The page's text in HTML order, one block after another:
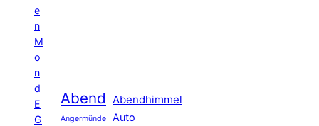
e
n
M
o
n
d
E
G
Abend Abendhimmel
Angermünde Auto